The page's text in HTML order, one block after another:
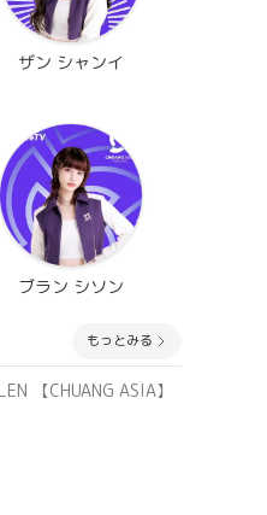
ザン シャンイ
ブラン シソン
もっとみる
【CHUANG ASIA】